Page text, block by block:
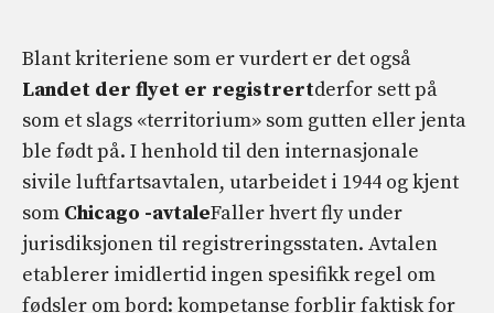
Blant kriteriene som er vurdert er det også
Landet der flyet er registrertderfor sett på
som et slags «territorium» som gutten eller jenta
ble født på. I henhold til den internasjonale
sivile luftfartsavtalen, utarbeidet i 1944 og kjent
som Chicago -avtaleFaller hvert fly under
jurisdiksjonen til registreringsstaten. Avtalen
etablerer imidlertid ingen spesifikk regel om
fødsler om bord: kompetanse forblir faktisk for